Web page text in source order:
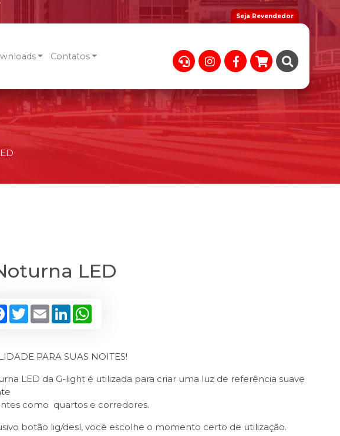
Contatos
Seja Revendedor
LED
Facebook
TwitterEmailLinkedIn
PARA SUAS NOITES!
LED da G-light é utilizada para criar uma luz de referência suave
como quartos e corredores.
botão lig/desl, você escolhe o momento certo de utilização.